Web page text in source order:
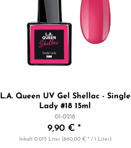
L.A. Queen UV Gel Shellac - Single
Lady #18 15ml
01-0218
9,90 € *
Inhalt 0.015 Liter (660,00 € * / 1 Liter)